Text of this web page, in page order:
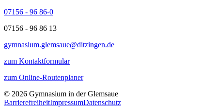
07156 - 96 86-0
07156 - 96 86 13
gymnasium.glemsaue@ditzingen.de
zum Kontaktformular
zum Online-Routenplaner
© 2026 Gymnasium in der Glemsaue
BarrierefreiheitImpressumDatenschutz